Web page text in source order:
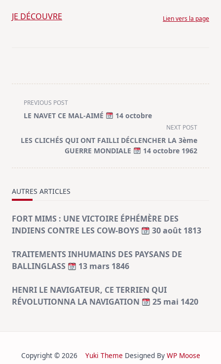
JE DÉCOUVRE Lien vers la page
<span
class="nav-
screen-
PREVIOUS POST
LE NAVET CE MAL-AIMÉ 14 octobre
NEXT POST
LES CLICHÉS QUI ONT FAILLI DÉCLENCHER LA 3ème
GUERRE MONDIALE
14 octobre 1962
AUTRES ARTICLES
FORT MIMS : UNE VICTOIRE ÉPHÉMÈRE DES
INDIENS CONTRE LES COW-BOYS
30 août 1813
TRAITEMENTS INHUMAINS DES PAYSANS DE
BALLINGLASS
13 mars 1846
HENRI LE NAVIGATEUR, CE TERRIEN QUI
RÉVOLUTIONNA LA NAVIGATION
25 mai 1420
Copyright © 2026 Yuki Theme Designed By WP Moose